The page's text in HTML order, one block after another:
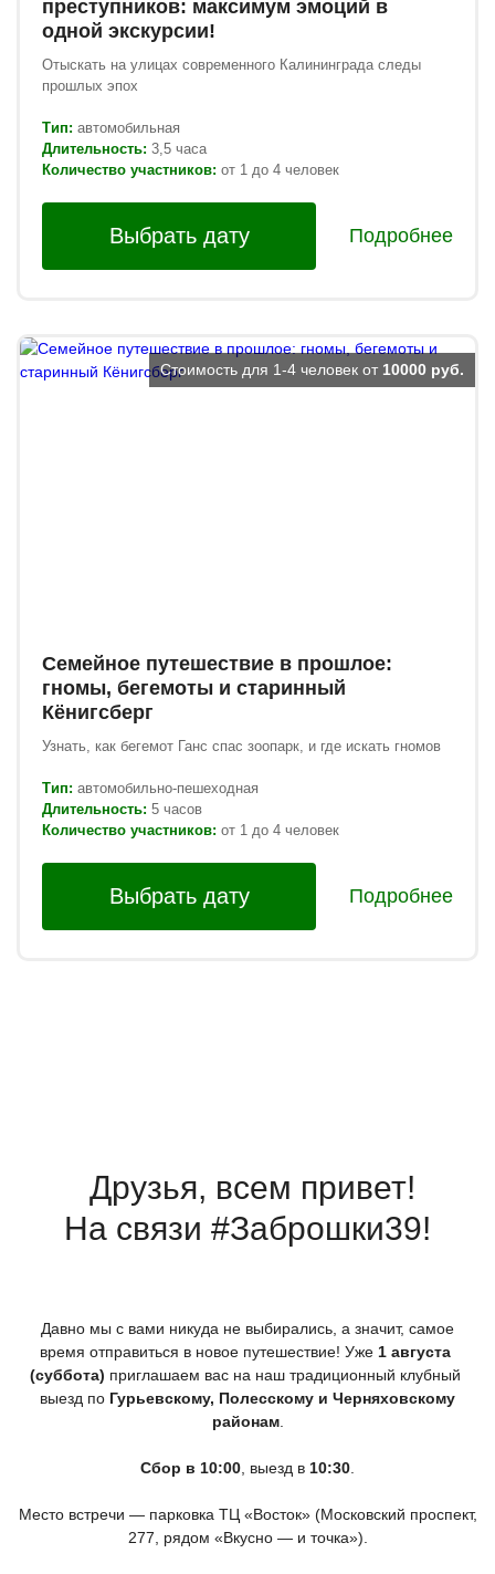
преступников: максимум эмоций в
одной экскурсии!
Отыскать на улицах современного Калининграда следы
прошлых эпох
Тип: автомобильная
Длительность: 3,5 часа
Количество участников: от 1 до 4 человек
Выбрать дату Подробнее
Семейное путешествие в прошлое:
гномы, бегемоты и старинный
Кёнигсберг
Узнать, как бегемот Ганс спас зоопарк, и где искать гномов
Тип: автомобильно-пешеходная
Длительность: 5 часов
Количество участников: от 1 до 4 человек
Стоимость для 1-4 человек от 10000 руб.
Выбрать дату Подробнее
Друзья, всем привет!
На связи #Заброшки39!
Давно мы с вами никуда не выбирались, а значит, самое
время отправиться в новое путешествие! Уже 1 августа
(суббота) приглашаем вас на наш традиционный клубный
выезд по Гурьевскому, Полесскому и Черняховскому
районам.
Сбор в 10:00, выезд в 10:30.
Место встречи — парковка ТЦ «Восток» (Московский проспект,
277, рядом «Вкусно— и точка»).